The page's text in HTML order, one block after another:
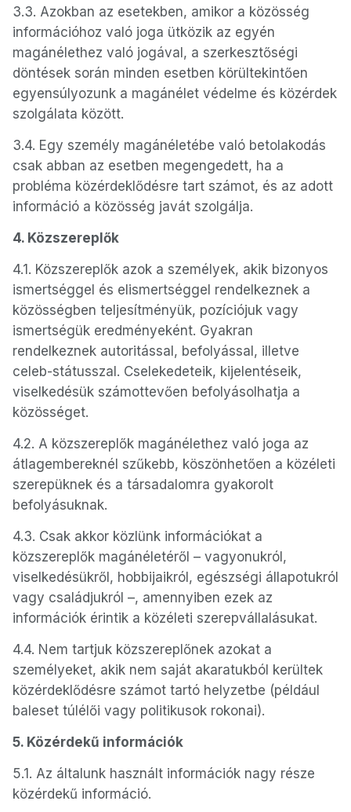
3.3. Azokban az esetekben, amikor a közösség
információhoz való joga ütközik az egyén
magánélethez való jogával, a szerkesztőségi
döntések során minden esetben körültekintően
egyensúlyozunk a magánélet védelme és közérdek
szolgálata között.
3.4. Egy személy magánéletébe való betolakodás
csak abban az esetben megengedett, ha a
probléma közérdeklődésre tart számot, és az adott
információ a közösség javát szolgálja.
4. Közszereplők
4.1. Közszereplők azok a személyek, akik bizonyos
ismertséggel és elismertséggel rendelkeznek a
közösségben teljesítményük, pozíciójuk vagy
ismertségük eredményeként. Gyakran
rendelkeznek autoritással, befolyással, illetve
celeb-státusszal. Cselekedeteik, kijelentéseik,
viselkedésük számottevően befolyásolhatja a
közösséget.
4.2. A közszereplők magánélethez való joga az
átlagembereknél szűkebb, köszönhetően a közéleti
szerepüknek és a társadalomra gyakorolt
befolyásuknak.
4.3. Csak akkor közlünk információkat a
közszereplők magánéletéről – vagyonukról,
viselkedésükről, hobbijaikról, egészségi állapotukról
vagy családjukról –, amennyiben ezek az
információk érintik a közéleti szerepvállalásukat.
4.4. Nem tartjuk közszereplőnek azokat a
személyeket, akik nem saját akaratukból kerültek
közérdeklődésre számot tartó helyzetbe (például
baleset túlélői vagy politikusok rokonai).
5. Közérdekű információk
5.1. Az általunk használt információk nagy része
közérdekű információ.